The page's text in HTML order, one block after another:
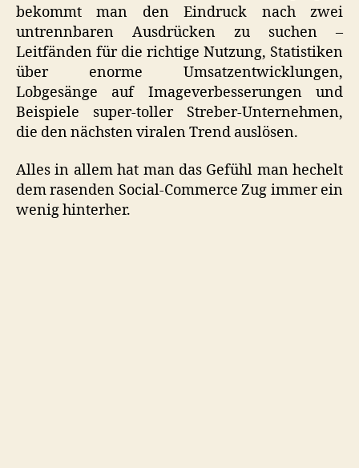
bekommt man den Eindruck nach zwei
untrennbaren Ausdrücken zu suchen –
Leitfänden für die richtige Nutzung, Statistiken
über enorme Umsatzentwicklungen,
Lobgesänge auf Imageverbesserungen und
Beispiele super-toller Streber-Unternehmen,
die den nächsten viralen Trend auslösen.
Alles in allem hat man das Gefühl man hechelt
dem rasenden Social-Commerce Zug immer ein
wenig hinterher.